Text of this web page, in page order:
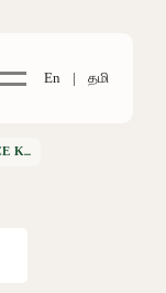
En | தமி
88 RESIDENCE KAHATHUDUWA